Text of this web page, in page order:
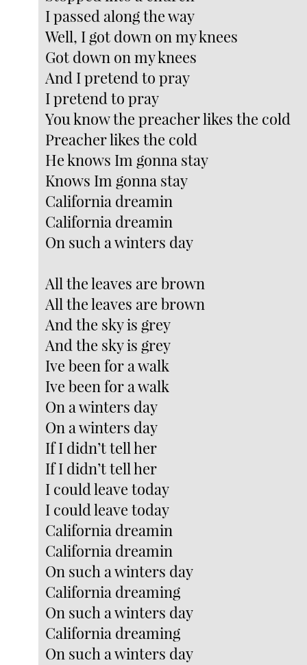
I passed along the way
Well, I got down on my knees
Got down on my knees
And I pretend to pray
I pretend to pray
You know the preacher likes the cold
Preacher likes the cold
He knows Im gonna stay
Knows Im gonna stay
California dreamin
California dreamin
On such a winters day
All the leaves are brown
All the leaves are brown
And the sky is grey
And the sky is grey
Ive been for a walk
Ive been for a walk
On a winters day
On a winters day
If I didn’t tell her
If I didn’t tell her
I could leave today
I could leave today
California dreamin
California dreamin
On such a winters day
California dreaming
On such a winters day
California dreaming
On such a winters day